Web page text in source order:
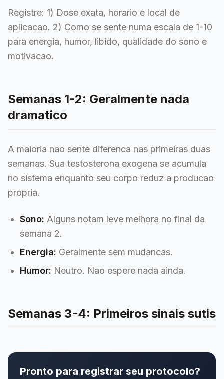
Registre: 1) Dose exata, horario e local de
aplicacao. 2) Como se sente numa escala de 1-10
para energia, humor, libido, qualidade do sono e
motivacao.
Semanas 1-2: Geralmente nada
dramatico
A maioria nao sente diferenca nas primeiras duas
semanas. Sua testosterona exogena se acumula
no sistema enquanto seu corpo reduz a producao
propria.
Sono: Alguns notam leve melhora no final da
semana 2.
Energia: Geralmente sem mudancas.
Humor: Neutro. Nao espere nada ainda.
Semanas 3-4: Primeiros sinais sutis
Pronto para registrar seu protocolo?